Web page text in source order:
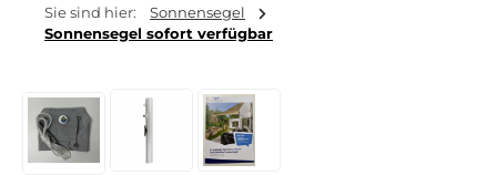
Sie sind hier:
Sonnensegel
Sonnensegel sofort verfügbar
Bildergalerie überspringen